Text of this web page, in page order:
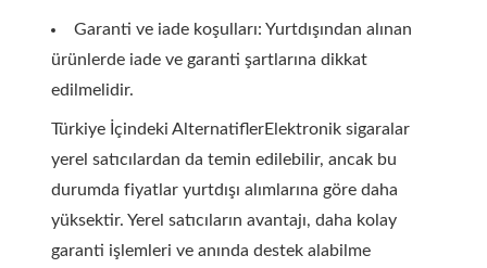
Garanti ve iade koşulları: Yurtdışından alınan
ürünlerde iade ve garanti şartlarına dikkat
edilmelidir.
Türkiye İçindeki AlternatiflerElektronik sigaralar
yerel satıcılardan da temin edilebilir, ancak bu
durumda fiyatlar yurtdışı alımlarına göre daha
yüksektir. Yerel satıcıların avantajı, daha kolay
garanti işlemleri ve anında destek alabilme